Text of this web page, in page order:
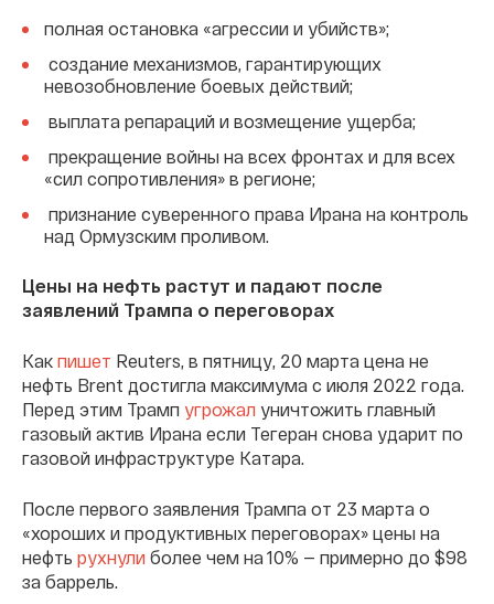
полная остановка «агрессии и убийств»;
создание механизмов, гарантирующих
невозобновление боевых действий;
выплата репараций и возмещение ущерба;
прекращение войны на всех фронтах и для всех
«сил сопротивления» в регионе;
признание суверенного права Ирана на контроль
над Ормузским проливом.
Цены на нефть растут и падают после
заявлений Трампа о переговорах
Как пишет Reuters, в пятницу, 20 марта цена не
нефть Brent достигла максимума с июля 2022 года.
Перед этим Трамп угрожал уничтожить главный
газовый актив Ирана если Тегеран снова ударит по
газовой инфраструктуре Катара.
После первого заявления Трампа от 23 марта о
«хороших и продуктивных переговорах» цены на
нефть рухнули более чем на 10% — примерно до $98
за баррель.